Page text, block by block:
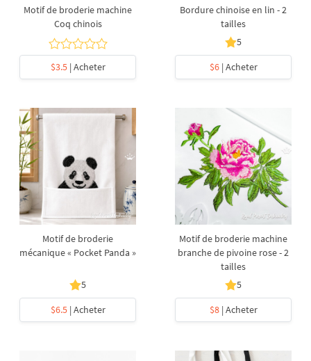
Motif de broderie machine
Coq chinois
$3.5| Acheter
Bordure chinoise en lin - 2
tailles
5
$6| Acheter
Motif de broderie
mécanique « Pocket Panda »
5
$6.5| Acheter
Motif de broderie machine
branche de pivoine rose - 2
tailles
5
$8| Acheter